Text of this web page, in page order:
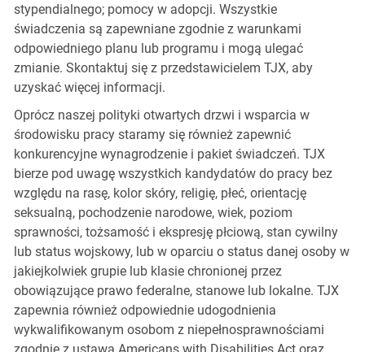
stypendialnego; pomocy w adopcji. Wszystkie
świadczenia są zapewniane zgodnie z warunkami
odpowiedniego planu lub programu i mogą ulegać
zmianie. Skontaktuj się z przedstawicielem TJX, aby
uzyskać więcej informacji.
Oprócz naszej polityki otwartych drzwi i wsparcia w
środowisku pracy staramy się również zapewnić
konkurencyjne wynagrodzenie i pakiet świadczeń. TJX
bierze pod uwagę wszystkich kandydatów do pracy bez
względu na rasę, kolor skóry, religię, płeć, orientację
seksualną, pochodzenie narodowe, wiek, poziom
sprawności, tożsamość i ekspresję płciową, stan cywilny
lub status wojskowy, lub w oparciu o status danej osoby w
jakiejkolwiek grupie lub klasie chronionej przez
obowiązujące prawo federalne, stanowe lub lokalne. TJX
zapewnia również odpowiednie udogodnienia
wykwalifikowanym osobom z niepełnosprawnościami
zgodnie z ustawą Americans with Disabilities Act oraz